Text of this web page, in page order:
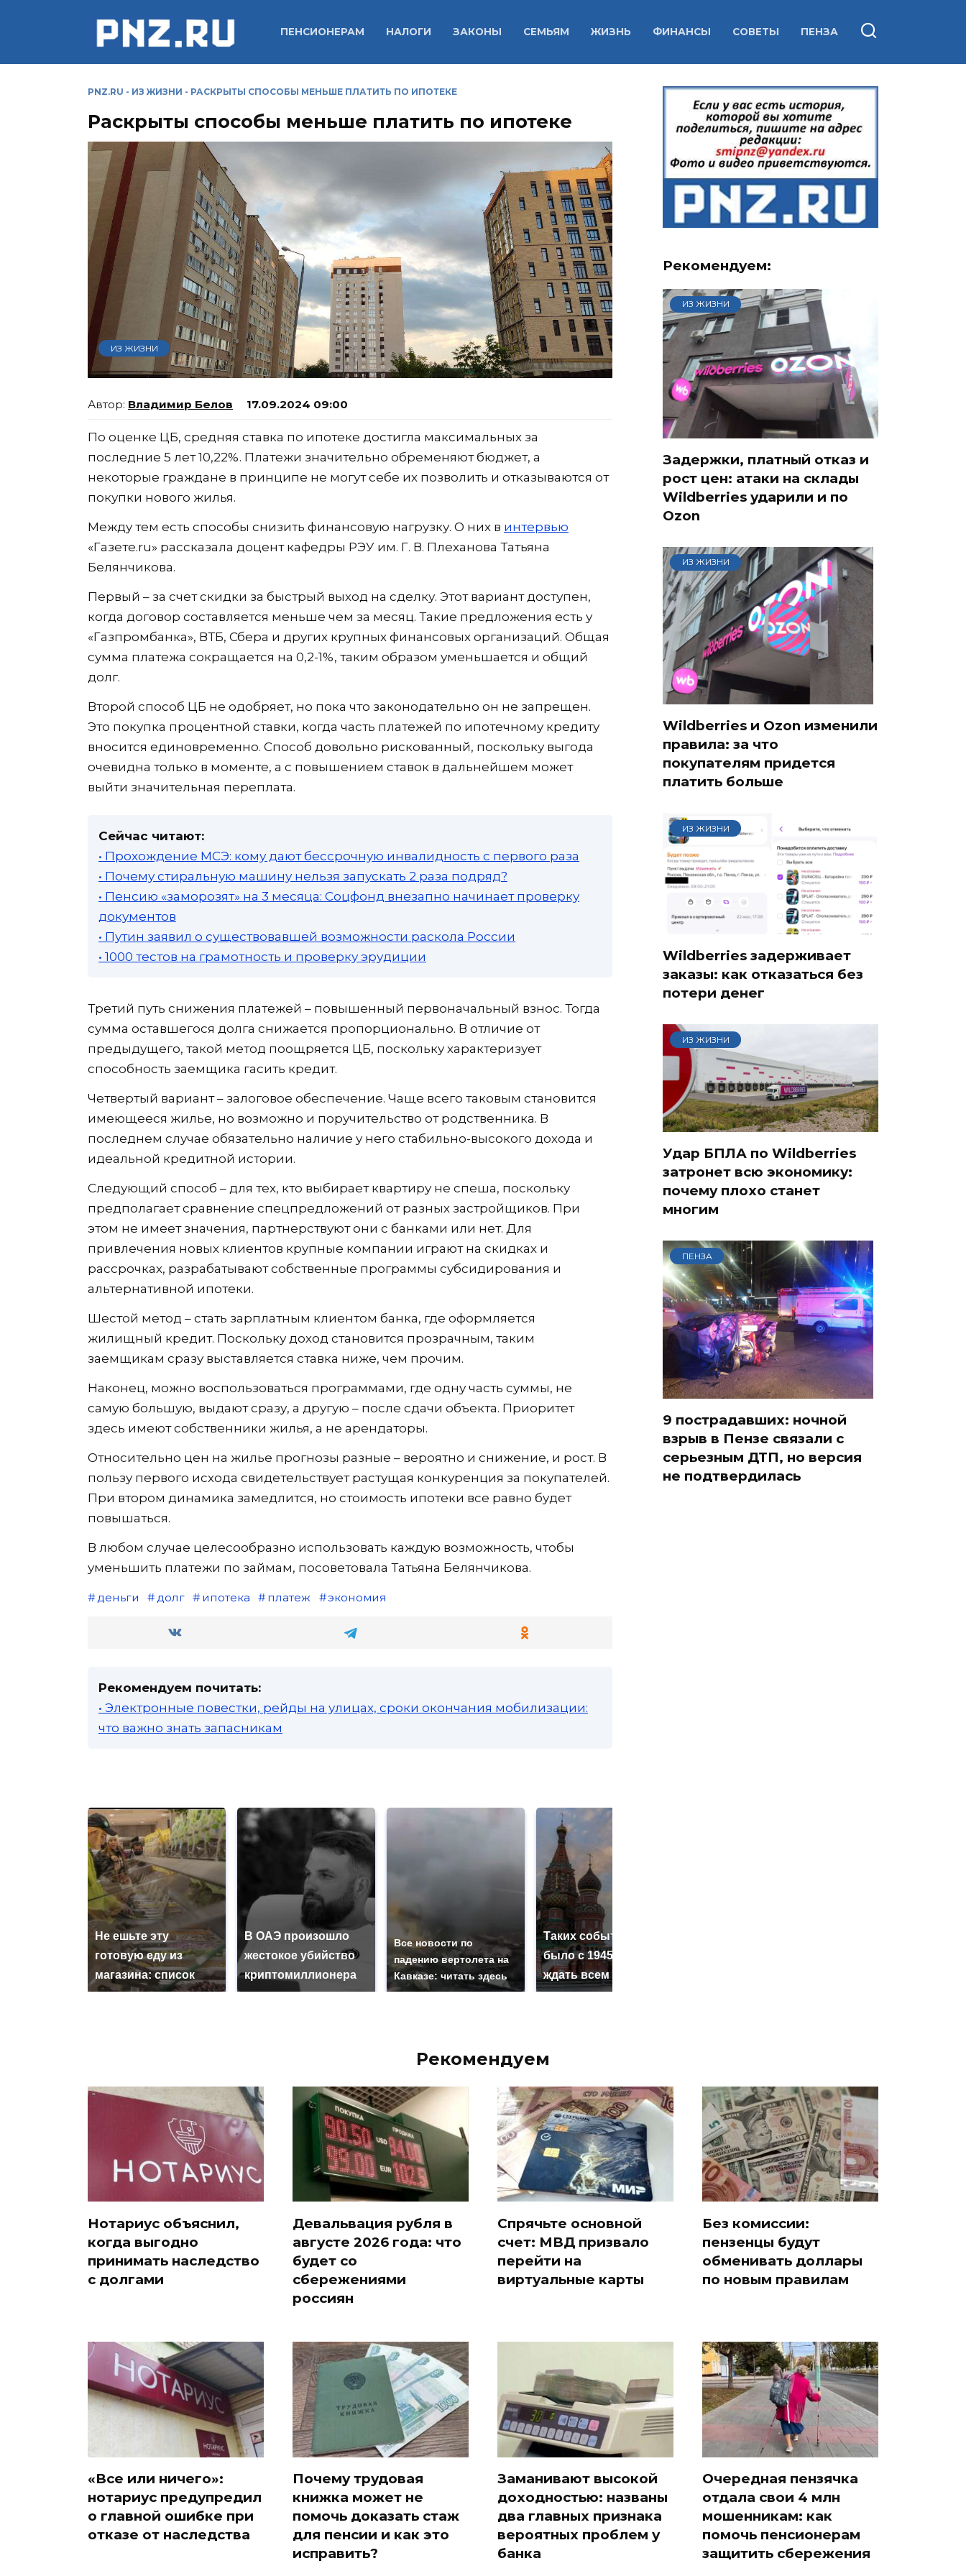
ПЕНСИОНЕРАМ НАЛОГИ ЗАКОНЫ СЕМЬЯМ ЖИЗНЬ ФИНАНСЫ СОВЕТЫ ПЕНЗА
PNZ.RU - ИЗ ЖИЗНИ - РАСКРЫТЫ СПОСОБЫ МЕНЬШЕ ПЛАТИТЬ ПО ИПОТЕКЕ
Раскрыты способы меньше платить по ипотеке
ИЗ ЖИЗНИ
Владимир Белов 17.09.2024 09:00
По оценке ЦБ, средняя ставка по ипотеке достигла максимальных за
последние 5 лет 10,22%. Платежи значительно обременяют бюджет, а
некоторые граждане в принципе не могут себе их позволить и отказываются от
покупки нового жилья.
Между тем есть способы снизить финансовую нагрузку. О них в интервью
«Газете.ru» рассказала доцент кафедры РЭУ им. Г. В. Плеханова Татьяна
Белянчикова.
Первый – за счет скидки за быстрый выход на сделку. Этот вариант доступен,
когда договор составляется меньше чем за месяц. Такие предложения есть у
«Газпромбанка», ВТБ, Сбера и других крупных финансовых организаций. Общая
сумма платежа сокращается на 0,2-1%, таким образом уменьшается и общий
долг.
Второй способ ЦБ не одобряет, но пока что законодательно он не запрещен.
Это покупка процентной ставки, когда часть платежей по ипотечному кредиту
вносится единовременно. Способ довольно рискованный, поскольку выгода
очевидна только в моменте, а с повышением ставок в дальнейшем может
выйти значительная переплата.
Сейчас читают:
• Прохождение МСЭ: кому дают бессрочную инвалидность с первого раза
• Почему стиральную машину нельзя запускать 2 раза подряд?
• Пенсию «заморозят» на 3 месяца: Соцфонд внезапно начинает проверку
документов
• Путин заявил о существовавшей возможности раскола России
• 1000 тестов на грамотность и проверку эрудиции
Третий путь снижения платежей – повышенный первоначальный взнос. Тогда
сумма оставшегося долга снижается пропорционально. В отличие от
предыдущего, такой метод поощряется ЦБ, поскольку характеризует
способность заемщика гасить кредит.
Четвертый вариант – залоговое обеспечение. Чаще всего таковым становится
имеющееся жилье, но возможно и поручительство от родственника. В
последнем случае обязательно наличие у него стабильно-высокого дохода и
идеальной кредитной истории.
Следующий способ – для тех, кто выбирает квартиру не спеша, поскольку
предполагает сравнение спецпредложений от разных застройщиков. При
этом не имеет значения, партнерствуют они с банками или нет. Для
привлечения новых клиентов крупные компании играют на скидках и
рассрочках, разрабатывают собственные программы субсидирования и
альтернативной ипотеки.
Шестой метод – стать зарплатным клиентом банка, где оформляется
жилищный кредит. Поскольку доход становится прозрачным, таким
заемщикам сразу выставляется ставка ниже, чем прочим.
Наконец, можно воспользоваться программами, где одну часть суммы, не
самую большую, выдают сразу, а другую – после сдачи объекта. Приоритет
здесь имеют собственники жилья, а не арендаторы.
Относительно цен на жилье прогнозы разные – вероятно и снижение, и рост. В
пользу первого исхода свидетельствует растущая конкуренция за покупателей.
При втором динамика замедлится, но стоимость ипотеки все равно будет
повышаться.
В любом случае целесообразно использовать каждую возможность, чтобы
уменьшить платежи по займам, посоветовала Татьяна Белянчикова.
деньги долг ипотека платеж экономия
Рекомендуем почитать:
• Электронные повестки, рейды на улицах, сроки окончания мобилизации:
что важно знать запасникам
Не ешьте эту
готовую еду из
магазина: список
В ОАЭ произошло
жестокое убийство
криптомиллионера
Все новости по
падению вертолета на
Кавказе: читать здесь
Таких событий не
было с 1945: чего
ждать всем нам?
Рекомендуем:
ИЗ ЖИЗНИ
Задержки, платный отказ и
рост цен: атаки на склады
Wildberries ударили и по
Ozon
ИЗ ЖИЗНИ
Wildberries и Ozon изменили
правила: за что
покупателям придется
платить больше
ИЗ ЖИЗНИ
Wildberries задерживает
заказы: как отказаться без
потери денег
ИЗ ЖИЗНИ
Удар БПЛА по Wildberries
затронет всю экономику:
почему плохо станет
многим
ПЕНЗА
9 пострадавших: ночной
взрыв в Пензе связали с
серьезным ДТП, но версия
не подтвердилась
Рекомендуем
Нотариус объяснил,
когда выгодно
принимать наследство
с долгами
Девальвация рубля в
августе 2026 года: что
будет со
сбережениями
россиян
Спрячьте основной
счет: МВД призвало
перейти на
виртуальные карты
Без комиссии:
пензенцы будут
обменивать доллары
по новым правилам
«Все или ничего»:
нотариус предупредил
о главной ошибке при
отказе от наследства
Почему трудовая
книжка может не
помочь доказать стаж
для пенсии и как это
исправить?
Заманивают высокой
доходностью: названы
два главных признака
вероятных проблем у
банка
Очередная пензячка
отдала свои 4 млн
мошенникам: как
помочь пенсионерам
защитить сбережения